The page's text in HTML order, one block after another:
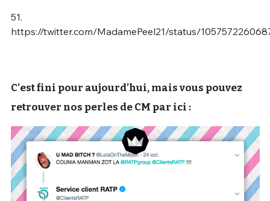
51.
https://twitter.com/MadamePeel21/status/
C’est fini pour aujourd’hui, mais vous pouvez
retrouver nos perles de CM par ici :